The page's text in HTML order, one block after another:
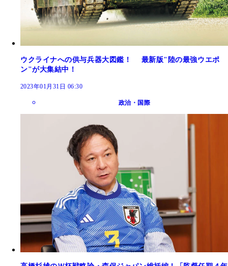
ウクライナへの供与兵器大図鑑！ 最新版"陸の最強ウエポ
ン"が大集結中！
2023年01月31日 06:30
政治・国際